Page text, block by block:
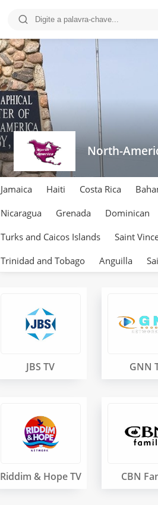
North-
Jamaica Haiti Costa Rica
Nicaragua
Grenada Dominican
Turks and Caicos Islands
Saint
Trinidad and Tobago
Anguilla
JBS TV GNN
Riddim & Hope TV CBN